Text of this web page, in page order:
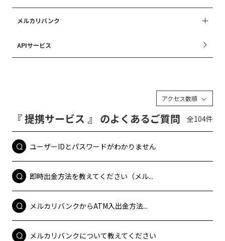
メルカリバンク
APIサービス
アクセス数順
『 提携サービス 』 のよくあるご質問 全104件
ユーザーIDとパスワードがわかりません
即時出金方法を教えてください（メル...
メルカリバンクからATM入出金方法...
メルカリバンクについて教えてください